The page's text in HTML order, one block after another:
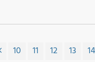
10 11 12 13 14